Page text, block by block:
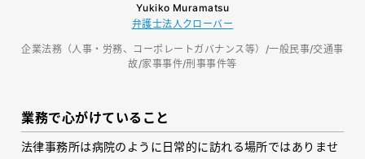
Yukiko Muramatsu
弁護士法人クローバー
企業法務（人事・労務、コーポレートガバナンス等）/一般民事/交通事
故/家事事件/刑事事件等
業務で心がけていること
法律事務所は病院のように日常的に訪れる場所ではありませ